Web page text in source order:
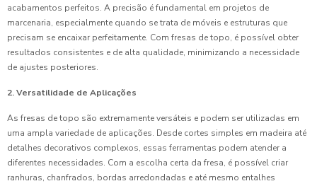
acabamentos perfeitos. A precisão é fundamental em projetos de
marcenaria, especialmente quando se trata de móveis e estruturas que
precisam se encaixar perfeitamente. Com fresas de topo, é possível obter
resultados consistentes e de alta qualidade, minimizando a necessidade
de ajustes posteriores.
2. Versatilidade de Aplicações
As fresas de topo são extremamente versáteis e podem ser utilizadas em
uma ampla variedade de aplicações. Desde cortes simples em madeira até
detalhes decorativos complexos, essas ferramentas podem atender a
diferentes necessidades. Com a escolha certa da fresa, é possível criar
ranhuras, chanfrados, bordas arredondadas e até mesmo entalhes